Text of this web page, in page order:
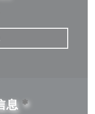
息 *